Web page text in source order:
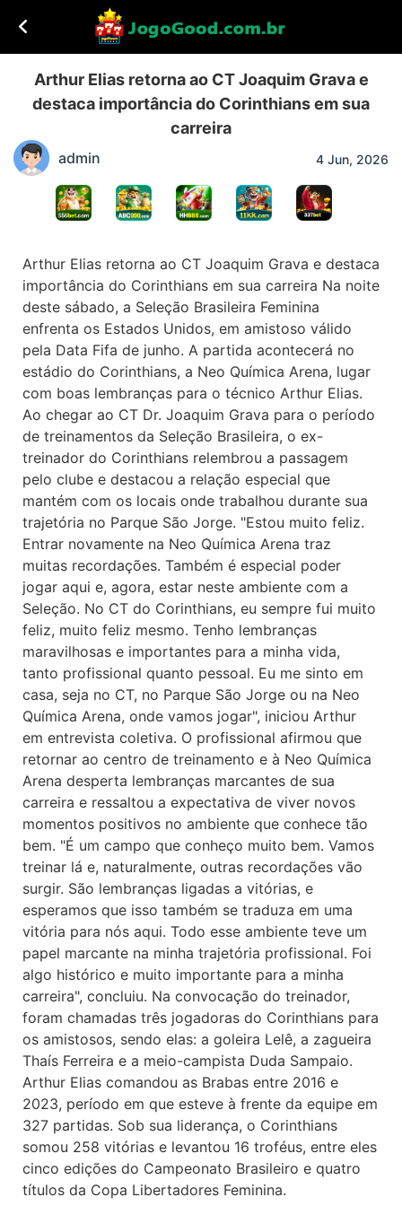
Arthur Elias retorna ao CT Joaquim Grava e
destaca importância do Corinthians em sua
carreira
admin 4 Jun, 2026
Arthur Elias retorna ao CT Joaquim Grava e destaca
importância do Corinthians em sua carreira Na noite
deste sábado, a Seleção Brasileira Feminina
enfrenta os Estados Unidos, em amistoso válido
pela Data Fifa de junho. A partida acontecerá no
estádio do Corinthians, a Neo Química Arena, lugar
com boas lembranças para o técnico Arthur Elias.
Ao chegar ao CT Dr. Joaquim Grava para o período
de treinamentos da Seleção Brasileira, o ex-
treinador do Corinthians relembrou a passagem
pelo clube e destacou a relação especial que
mantém com os locais onde trabalhou durante sua
trajetória no Parque São Jorge. "Estou muito feliz.
Entrar novamente na Neo Química Arena traz
muitas recordações. Também é especial poder
jogar aqui e, agora, estar neste ambiente com a
Seleção. No CT do Corinthians, eu sempre fui muito
feliz, muito feliz mesmo. Tenho lembranças
maravilhosas e importantes para a minha vida,
tanto profissional quanto pessoal. Eu me sinto em
casa, seja no CT, no Parque São Jorge ou na Neo
Química Arena, onde vamos jogar", iniciou Arthur
em entrevista coletiva. O profissional afirmou que
retornar ao centro de treinamento e à Neo Química
Arena desperta lembranças marcantes de sua
carreira e ressaltou a expectativa de viver novos
momentos positivos no ambiente que conhece tão
bem. "É um campo que conheço muito bem. Vamos
treinar lá e, naturalmente, outras recordações vão
surgir. São lembranças ligadas a vitórias, e
esperamos que isso também se traduza em uma
vitória para nós aqui. Todo esse ambiente teve um
papel marcante na minha trajetória profissional. Foi
algo histórico e muito importante para a minha
carreira", concluiu. Na convocação do treinador,
foram chamadas três jogadoras do Corinthians para
os amistosos, sendo elas: a goleira Lelê, a zagueira
Thaís Ferreira e a meio-campista Duda Sampaio.
Arthur Elias comandou as Brabas entre 2016 e
2023, período em que esteve à frente da equipe em
327 partidas. Sob sua liderança, o Corinthians
somou 258 vitórias e levantou 16 troféus, entre eles
cinco edições do Campeonato Brasileiro e quatro
títulos da Copa Libertadores Feminina.